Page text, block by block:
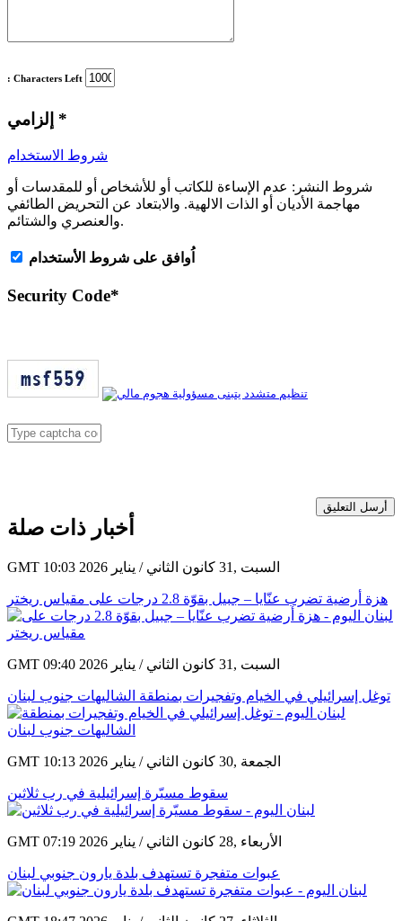
: Characters Left
*
شروط الاستخدام
شروط النشر: عدم الإساءة للكاتب أو للأشخاص أو للمقدسات أو
مهاجمة الأديان أو الذات الالهية. والابتعاد عن التحريض الطائفي
والعنصري والشتائم.
اُوافق على شروط الأستخدام
Security Code*
أرسل التعليق
أخبار ذات صلة
GMT 10:03 2026 السبت ,31 كانون الثاني / يناير
هزة أرضية تضرب عنّايا – جبيل بقوّة 2.8 درجات على مقياس ريختر
GMT 09:40 2026 السبت ,31 كانون الثاني / يناير
توغل إسرائيلي في الخيام وتفجيرات بمنطقة الشاليهات جنوب لبنان
GMT 10:13 2026 الجمعة ,30 كانون الثاني / يناير
سقوط مسيّرة إسرائيلية في رب ثلاثين
GMT 07:19 2026 الأربعاء ,28 كانون الثاني / يناير
عبوات متفجرة تستهدف بلدة يارون جنوبي لبنان